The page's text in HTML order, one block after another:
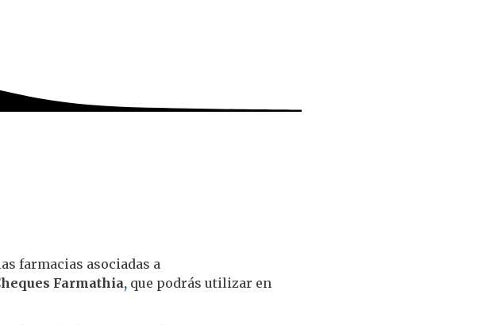
farmacias asociadas a
Farmathia, que podrás utilizar en